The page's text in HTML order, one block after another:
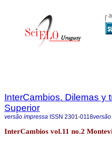
InterCambios. Dilemas y
Superior
versão impressa ISSN 2301-0118
InterCambios vol.11 no.2